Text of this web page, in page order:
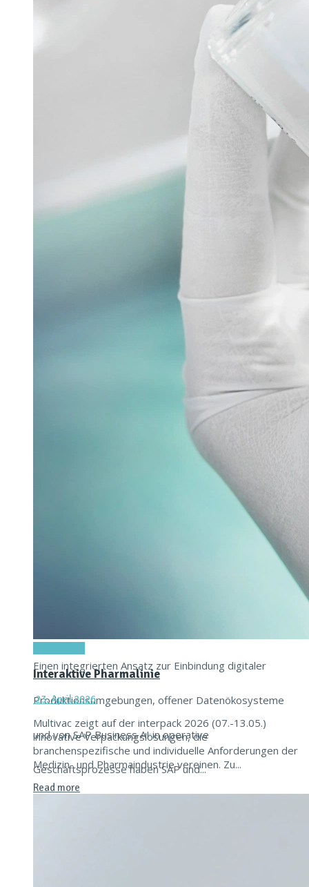
Pharmazeutische Sprühtrocknungstechnologie
Glatt stellte auf der Interpack seine
Sprühtrocknungstechnologie – GSX.Lab – im Rahmen
einer spannenden Eröffnungsfeier vor. Mit der
Verpackungsmaschine für vernetzte Produktion
Einen integrierten Ansatz zur Einbindung digitaler
Produktionsumgebungen, offener Datenökosysteme
und von SAP Business AI in operative
Geschäftsprozesse haben SAP und...
Interaktive Pharmalinie
23. April 2026
Multivac zeigt auf der interpack 2026 (07.-13.05.)
innovative Verpackungslösungen, die
branchenspezifische und individuelle Anforderungen der
Medizin- und Pharmaindustrie vereinen. Zu...
Read more